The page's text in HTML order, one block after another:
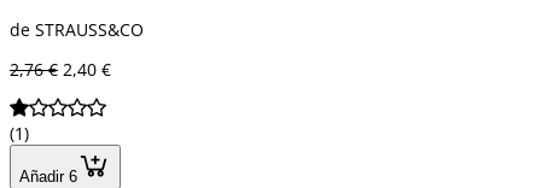
de STRAUSS&CO
2,76 € 2,40 €
(1)
Añadir 6